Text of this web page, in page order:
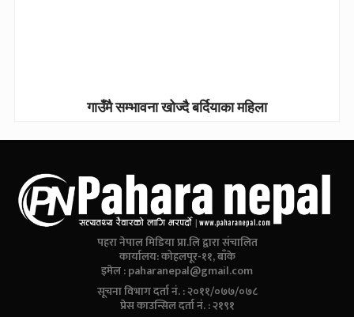
गाउँमै सम्भावना खोज्दै बर्दियाका महिला
पहरा नेपाल मिडिया प्रा.लि द्वारा संचालित
कार्यालय: कोहलपूर-११, बाँके
इमेल :paharanepal@gmail.com
सूचना विभाग दर्ता नं. : २०११/०७७/०७८
प्रेस काउन्सिल दर्ता नं. : २१९१